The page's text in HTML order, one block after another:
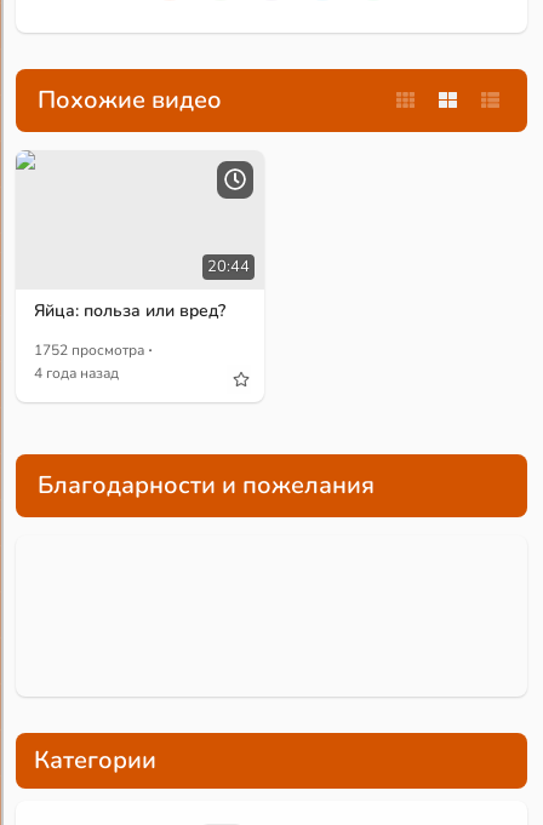
Похожие видео
20:44
Яйца: польза или вред?
1752 просмотра ·
4 года назад
Благодарности и пожелания
Категории